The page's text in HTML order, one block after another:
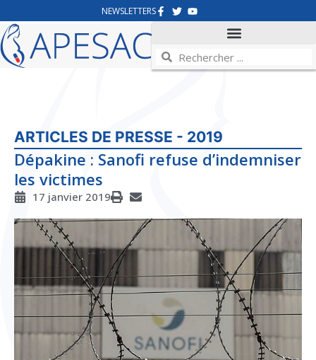
NEWSLETTERS
ARTICLES DE PRESSE - 2019
Dépakine : Sanofi refuse d’indemniser
les victimes
17 janvier 2019